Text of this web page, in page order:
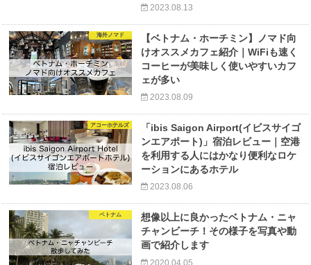
2023.08.13
海外ノマド
【ベトナム・ホーチミン】ノマド向
けオススメカフェ紹介｜WiFiも速く
コーヒーが美味しく使いやすいカフ
ェが多い
2023.08.09
アコーホテルズ
「ibis Saigon Airport(イビスサイゴ
ンエアポート)」宿泊レビュー｜空港
を利用する人にはかなり便利なロケ
ーションにあるホテル
2023.08.06
ベトナム
想像以上に良かったベトナム・ニャ
チャンビーチ！その様子を写真や動
画で紹介します
2020.04.05